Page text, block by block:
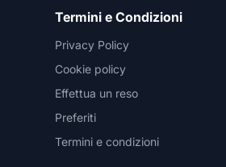
Termini e Condizioni
Privacy Policy
Cookie policy
Effettua un reso
Preferiti
Termini e condizioni